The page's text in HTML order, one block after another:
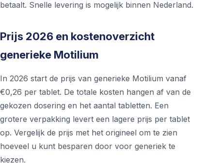
betaalt. Snelle levering is mogelijk binnen Nederland.
Prijs 2026 en kostenoverzicht
generieke Motilium
In 2026 start de prijs van generieke Motilium vanaf
€0,26 per tablet. De totale kosten hangen af van de
gekozen dosering en het aantal tabletten. Een
grotere verpakking levert een lagere prijs per tablet
op. Vergelijk de prijs met het origineel om te zien
hoeveel u kunt besparen door voor generiek te
kiezen.